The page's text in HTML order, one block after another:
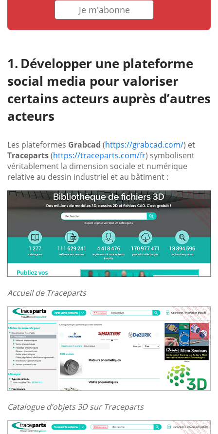
Je m'abonne
Développer une plateforme
social media pour valoriser
certains acteurs auprès d’autres
acteurs
Les plateformes Grabcad (https://grabcad.com/) et
Traceparts(https://traceparts.com/fr) symbolisent
véritablement la dimension sociale et numérique
relative au dessin industriel et au bâtiment :
Accueil de Traceparts
Catalogue d’objets 3D sur Traceparts